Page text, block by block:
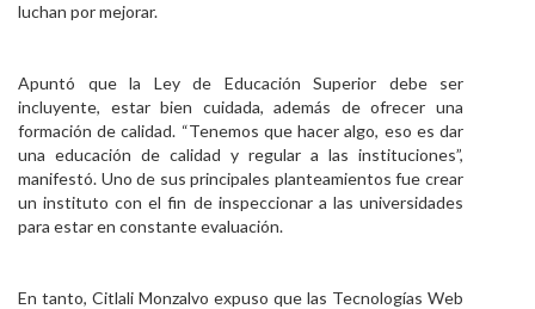
luchan por mejorar.
Apuntó que la Ley de Educación Superior debe ser
incluyente, estar bien cuidada, además de ofrecer una
formación de calidad. “Tenemos que hacer algo, eso es dar
una educación de calidad y regular a las instituciones”,
manifestó. Uno de sus principales planteamientos fue crear
un instituto con el fin de inspeccionar a las universidades
para estar en constante evaluación.
En tanto, Citlali Monzalvo expuso que las Tecnologías Web